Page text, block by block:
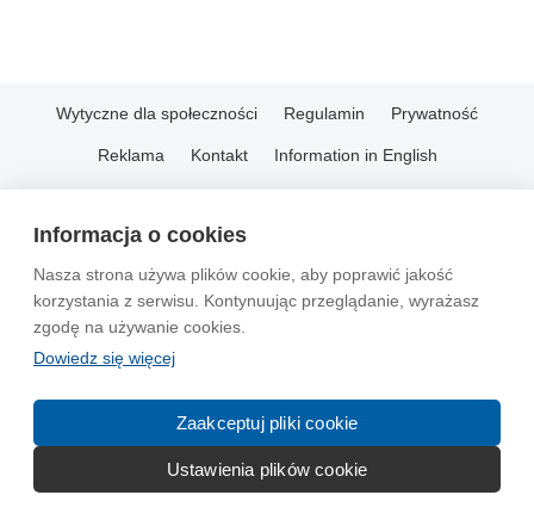
Informacja o cookies
Nasza strona używa plików cookie, aby poprawić jakość
korzystania z serwisu. Kontynuując przeglądanie, wyrażasz
zgodę na używanie cookies.
Dowiedz się więcej
Zaakceptuj pliki cookie
Ustawienia plików cookie
Wytyczne dla społeczności Regulamin Prywatność
Reklama Kontakt Information in English